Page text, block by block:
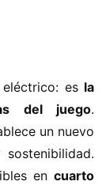
es
​la
del juego​​.
un nuevo
en
​cuarto